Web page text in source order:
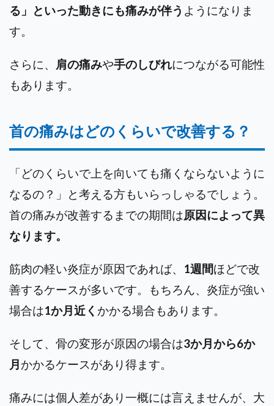
る」といった動きにも痛みが伴う ようになりま
す。
さらに、 肩の痛みや手のしびれにつながる可能性
もあります。
首の痛みはどのくらいで改善する？
「どのくらいで上を向いても痛くならないように
なるの？」と考える方もいらっしゃるでしょう。
首の痛みが改善するまでの期間は原因によって異
なります。
筋肉の軽い炎症が原因であれば、 1週間ほどで改
善するケースが多いです。もちろん、炎症が強い
場合は1か月近く かかる場合もあります。
そして、骨の変形が原因の場合は3か月から6か
月 かかるケースがあり得ます。
痛みには個人差があり一概には言えませんが、大